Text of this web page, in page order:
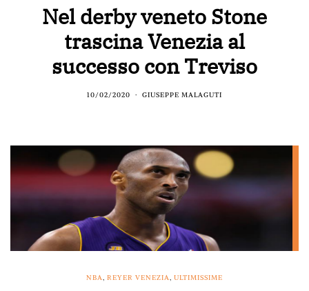
Nel derby veneto Stone
trascina Venezia al
successo con Treviso
10/02/2020 GIUSEPPE MALAGUTI
NBA, REYER VENEZIA, ULTIMISSIME